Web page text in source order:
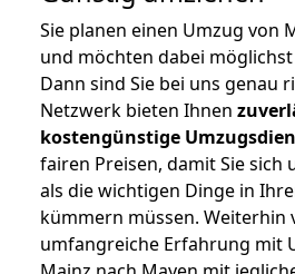
Sie planen einen Umzug von
und möchten dabei möglichst
Dann sind Sie bei uns genau
Netzwerk bieten Ihnen
kostengünstige
fairen Preisen, damit Sie sich
als die wichtigen Dinge in
kümmern müssen.
umfangreiche Erfahrung mit